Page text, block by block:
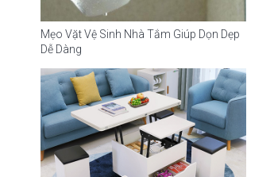
Mẹo Vặt Vệ Sinh Nhà Tắm Giúp Dọn Dẹp
Dễ Dàng